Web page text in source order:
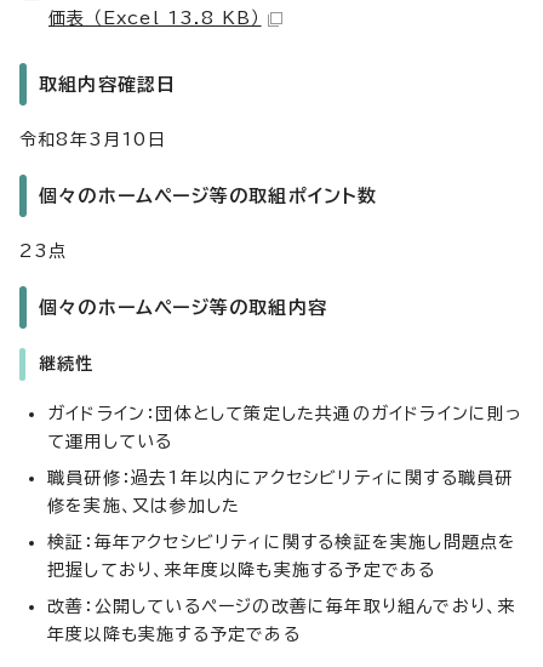
価表 （Excel 13.8 KB）
取組内容確認日
令和8年3月10日
個々のホームページ等の取組ポイント数
23点
個々のホームページ等の取組内容
継続性
ガイドライン：団体として策定した共通のガイドラインに則っ
て運用している
職員研修：過去1年以内にアクセシビリティに関する職員研
修を実施、又は参加した
検証：毎年アクセシビリティに関する検証を実施し問題点を
把握しており、来年度以降も実施する予定である
改善：公開しているページの改善に毎年取り組んでおり、来
年度以降も実施する予定である